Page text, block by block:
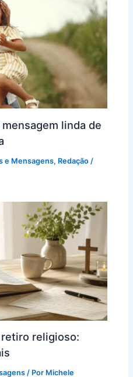
linda de
e Mensagens, Redação /
religioso:
/ Por Michele